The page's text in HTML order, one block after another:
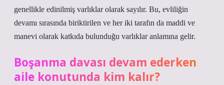
genellikle edinilmiş varlıklar olarak sayılır. Bu, evliliğin
devamı sırasında biriktirilen ve her iki tarafın da maddi ve
manevi olarak katkıda bulunduğu varlıklar anlamına gelir.
Boşanma davası devam ederken
aile konutunda kim kalır?